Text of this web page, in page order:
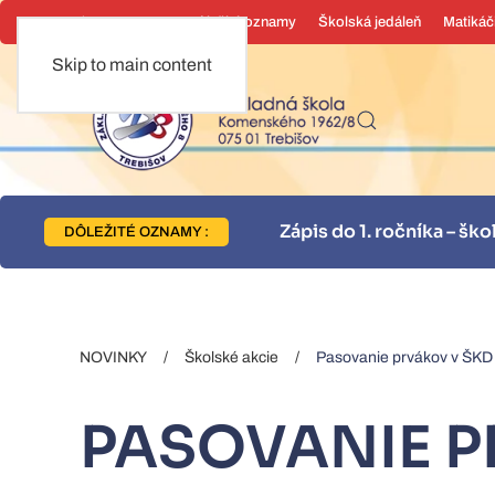
Skip to main content
Dnes je Dôležité oznamy Školská jedáleň
DÔLEŽITÉ OZNAMY :
NOVINKY Školské akcie Pasovanie prvákov v ŠKD
PASOVANIE